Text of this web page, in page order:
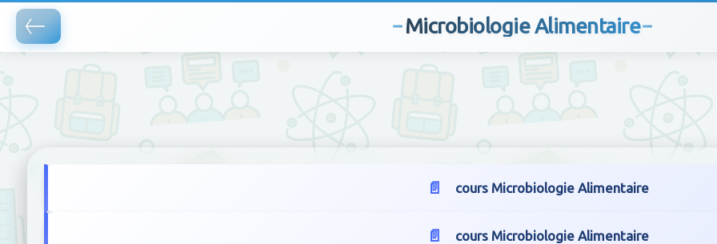
Microbiologie Alimentaire
cours Microbiologie Alimentaire
cours Microbiologie Alimentaire